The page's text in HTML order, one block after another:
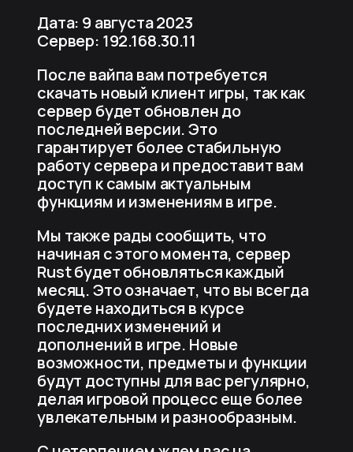
Дата: 9 августа 2023
Сервер: 192.168.30.11
После вайпа вам потребуется
скачать новый клиент игры, так как
сервер будет обновлен до
последней версии. Это
гарантирует более стабильную
работу сервера и предоставит вам
доступ к самым актуальным
функциям и изменениям в игре.
Мы также рады сообщить, что
начиная с этого момента, сервер
Rust будет обновляться каждый
месяц. Это означает, что вы всегда
будете находиться в курсе
последних изменений и
дополнений в игре. Новые
возможности, предметы и функции
будут доступны для вас регулярно,
делая игровой процесс еще более
увлекательным и разнообразным.